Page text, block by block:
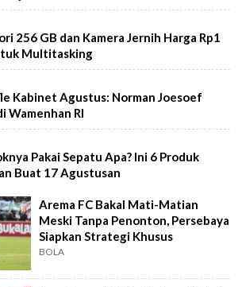
256 GB dan Kamera Jernih Harga Rp1
Multitasking
Kabinet Agustus: Norman Joesoef
Wamenhan RI
Pakai Sepatu Apa? Ini 6 Produk
Buat 17 Agustusan
Arema FC Bakal Mati-Matian
Meski Tanpa Penonton, Persebaya
Siapkan Strategi Khusus
BOLA